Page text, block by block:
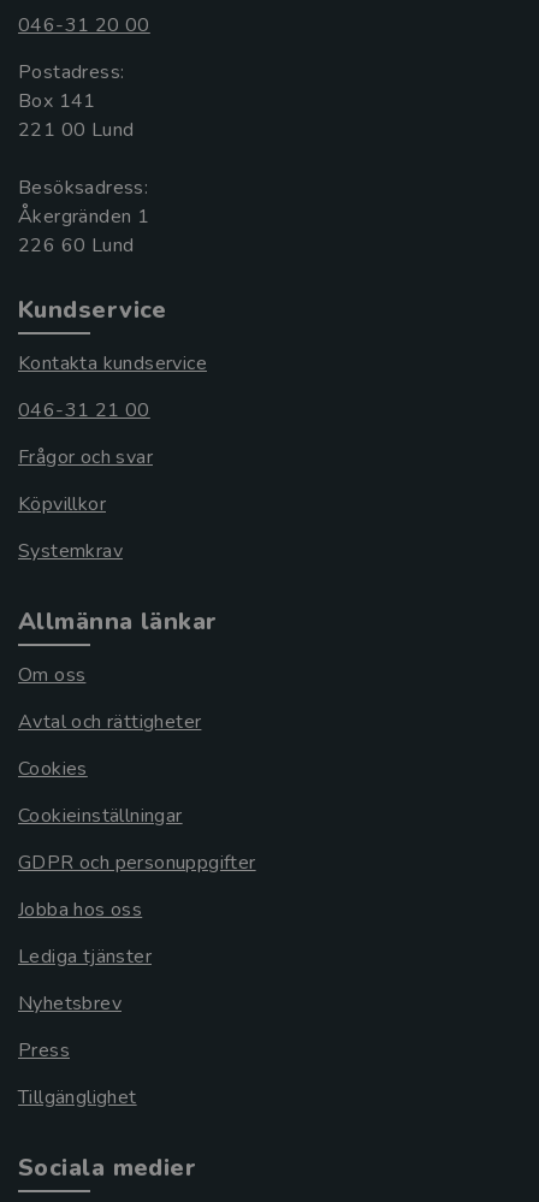
046-31 20 00
Postadress:
Box 141
221 00 Lund
Besöksadress:
Åkergränden 1
Kundservice
Kontakta kundservice
046-31 21 00
Frågor och svar
Köpvillkor
Systemkrav
Allmänna länkar
Om oss
Avtal och rättigheter
Cookies
Cookieinställningar
GDPR och personuppgifter
Jobba hos oss
Lediga tjänster
Nyhetsbrev
Press
Tillgänglighet
Sociala medier